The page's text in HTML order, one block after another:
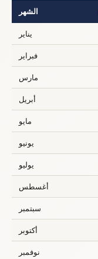
الشهر
يناير
فبراير
مارس
أبريل
مايو
يونيو
يوليو
أغسطس
سبتمبر
أكتوبر
نوفمبر